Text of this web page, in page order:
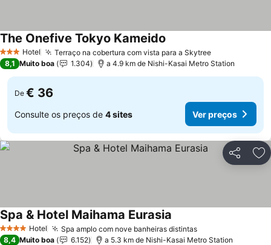
3 EstrelasHotel Terraço na cobertura com vista para a SkytreeVer preços
The Onefive Tokyo Kameido
8,1 Muito boa 1.304 a 4.9 km de Nishi-Kasai Metro Station
De € 36
Consulte os preços de 4 sites Ver preços
Partilhar
4 EstrelasHotel Spa amplo com nove banheiras distintasVer preços
Spa & Hotel Maihama Eurasia
8,4 Muito boa 6.152 a 5.3 km de Nishi-Kasai Metro Station